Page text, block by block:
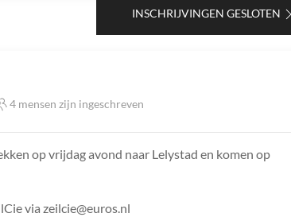
INSCHRIJVINGEN GESLOTEN
4 mensen zijn ingeschreven
op vrijdag avond naar Lelystad en komen op
via zeilcie@euros.nl